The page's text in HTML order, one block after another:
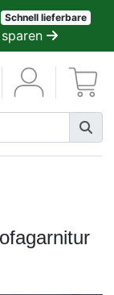
Schnell lieferbare